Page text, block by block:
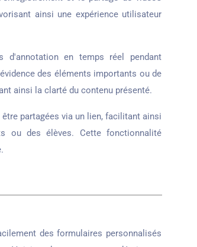
ainsi une expérience utilisateur
en temps réel pendant
des éléments importants ou de
ainsi la clarté du contenu présenté.
partagées via un lien, facilitant ainsi
ou des élèves. Cette fonctionnalité
des formulaires personnalisés